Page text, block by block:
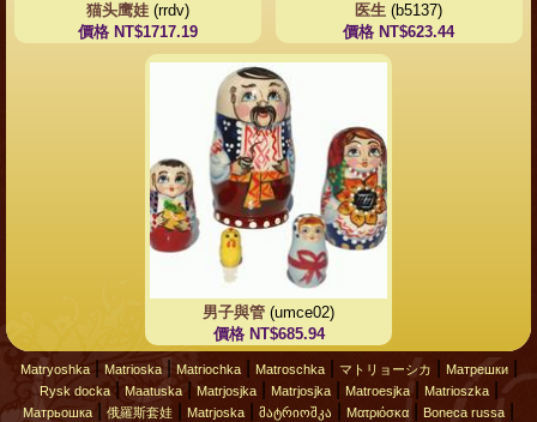
猫头鹰娃 (rrdv)
價格 NT$1717.19
医生 (b5137)
價格 NT$623.44
男子與管 (umce02)
價格 NT$685.94
Matryoshka| Matrioska| Matriochka| Matroschka| マトリョーシカ Матрешки|
Rysk docka| Maatuska| Matrjosjka| Matrjosjka| Matroesjka| Matrioszka|
Матрьошка 俄羅斯套娃 Matrjoska მატრიოშკა Ματριόσκα Boneca russa